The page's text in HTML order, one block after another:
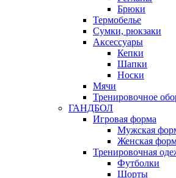
Брюки
Термобелье
Сумки, рюкзаки
Аксессуары
Кепки
Шапки
Носки
Мячи
Тренировочное
ГАНДБОЛ
Игровая форма
Мужская
Женская
Тренировочная
Футболки
Шорты